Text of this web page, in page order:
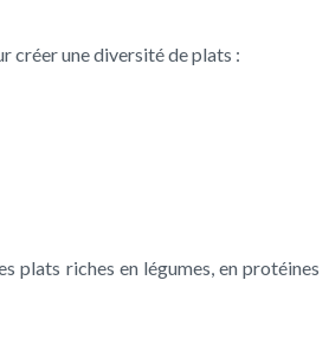
créer une diversité de plats :
plats riches en légumes, en protéines